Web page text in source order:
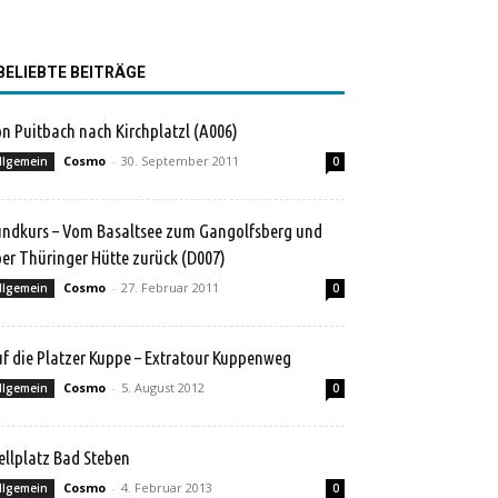
BELIEBTE BEITRÄGE
Puitbach nach Kirchplatzl (A006)
Cosmo - 30. September 2011 0
– Vom Basaltsee zum Gangolfsberg und
Thüringer Hütte zurück (D007)
Cosmo - 27. Februar 2011 0
die Platzer Kuppe – Extratour Kuppenweg
Cosmo - 5. August 2012 0
Bad Steben
Cosmo - 4. Februar 2013 0